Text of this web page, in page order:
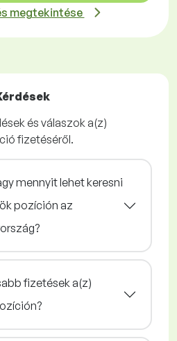
megtekintése
és válaszok a(z)
fizetéséről.
mennyit lehet keresni
pozíción az
fizetések a(z)